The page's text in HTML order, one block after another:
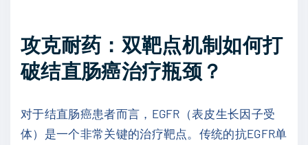
攻克耐药：双靶点机制如何打
破结直肠癌治疗瓶颈？
对于结直肠癌患者而言，EGFR（表皮生长因子受
体）是一个非常关键的治疗靶点。传统的抗EGFR单